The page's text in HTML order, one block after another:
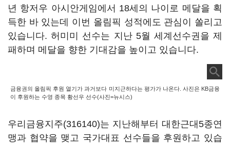
년 항저우 아시안게임에서 18세의 나이로 메달을 획
득한 바 있는데 이번 올림픽 성적에도 관심이 쏠리고
있습니다. 허미미 선수는 지난 5월 세계선수권을 제
패하며 메달을 향한 기대감을 높이고 있습니다.
금융권의 올림픽 후원 열기가 과거보다 미지근하다는 평가가 나온다. 사진은 KB금융
이 후원하는 수영 종목 황선우 선수(사진=뉴시스)
우리금융지주(316140)는 지난해부터 대한근대5종연
맹과 협약을 맺고 국가대표 선수들을 후원하고 있습